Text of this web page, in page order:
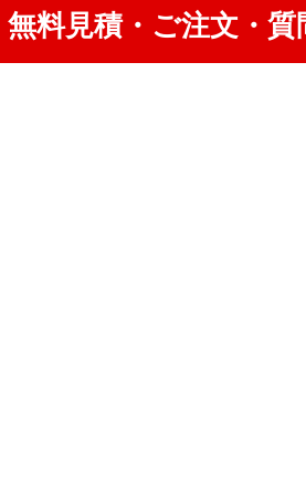
無料見積・ご注文・